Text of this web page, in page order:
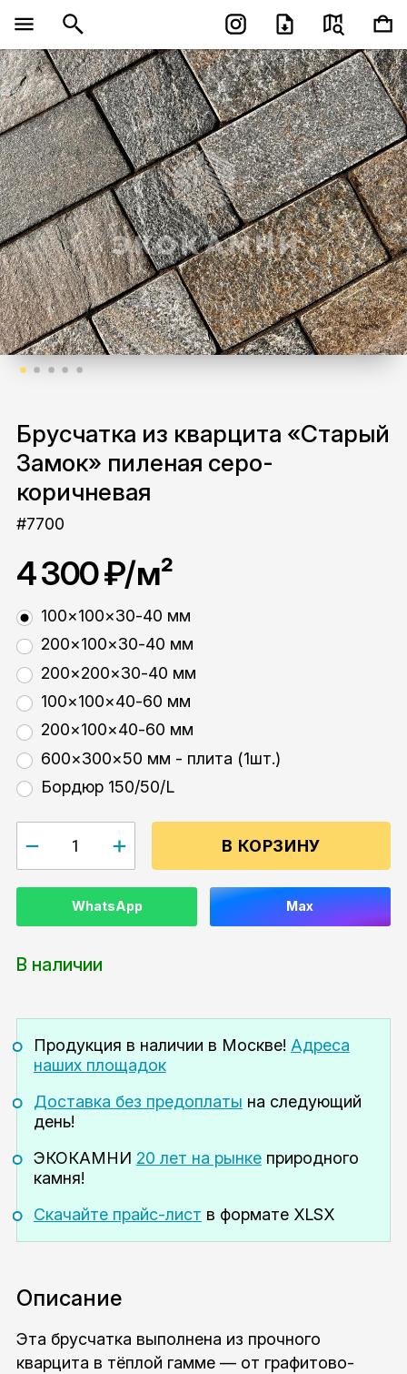
Брусчатка из кварцита «Старый
Замок» пиленая серо-
коричневая
#7700
4 300 ₽/м²
100×100×30-40 мм
200×100×30-40 мм
200×200×30-40 мм
100×100×40-60 мм
200×100×40-60 мм
600×300×50 мм - плита (1шт.)
Бордюр 150/50/L
В КОРЗИНУ
WhatsApp Max
В наличии
Продукция в наличии в Москве! Адреса
наших площадок
Доставка без предоплаты на следующий
день!
ЭКОКАМНИ 20 лет на рынкеприродного
камня!
Скачайте прайс-лист в формате XLSX
Описание
Эта брусчатка выполнена из прочного
кварцита в тёплой гамме — от графитово-